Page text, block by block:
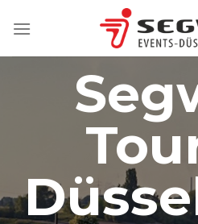
Inhalt